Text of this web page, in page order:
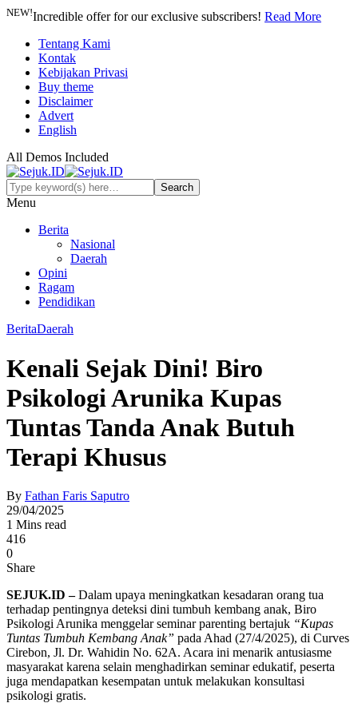
NEW!Incredible offer for our exclusive subscribers! Read More
Tentang Kami
Kontak
Kebijakan Privasi
Buy theme
Disclaimer
Advert
English
All Demos Included
Menu
Berita
Nasional
Daerah
Opini
Ragam
Pendidikan
BeritaDaerah
Kenali Sejak Dini! Biro
Psikologi Arunika Kupas
Tuntas Tanda Anak Butuh
Terapi Khusus
By Fathan Faris Saputro
29/04/2025
1 Mins read
416
0
Share
SEJUK.ID –Dalam upaya meningkatkan kesadaran orang tua
terhadap pentingnya deteksi dini tumbuh kembang anak, Biro
Psikologi Arunika menggelar seminar parenting bertajuk “Kupas
Tuntas Tumbuh Kembang Anak” pada Ahad (27/4/2025), di Curves
Cirebon, Jl. Dr. Wahidin No. 62A. Acara ini menarik antusiasme
masyarakat karena selain menghadirkan seminar edukatif, peserta
juga mendapatkan kesempatan untuk melakukan konsultasi
psikologi gratis.